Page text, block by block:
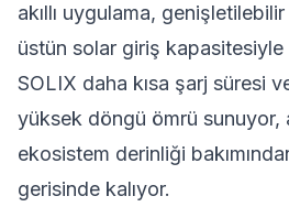
akıllı uygulama,
üstün solar giriş kapasitesiyle
SOLIX daha kısa şarj süresi
yüksek döngü ömrü sunuyor,
ekosistem derinliği
gerisinde kalıyor.